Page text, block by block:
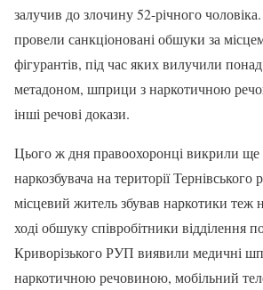
залучив до злочину 52-річного
провели санкціоновані обшуки за
фігурантів, під час яких вилучили
метадоном, шприци з наркотичною
інші речові докази.
Цього ж дня правоохоронці викрили ще
наркозбувача на території
місцевий житель збував наркотики теж
ході обшуку співробітники відділення
Криворізького РУП виявили медичні
наркотичною речовиною, мобільний